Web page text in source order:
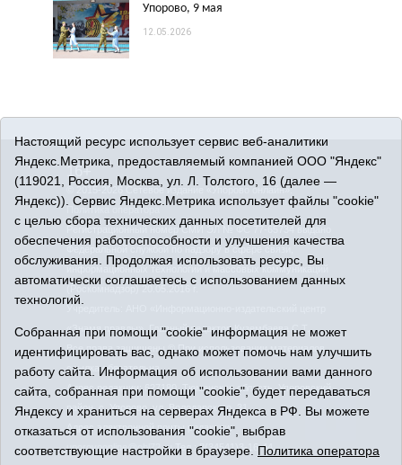
Упорово, 9 мая
12.05.2026
16+
© 2015-2026 Сетевое издание «Упорово онлайн».
Политика оператора
Регистрационный номер СМИ ЭЛ № ФС 77-65734 выдано
Федеральной службой по надзору в сфере связи,
информационных технологий и массовых коммуникаций
«Знамя правды». Главный редактор Кузембаева С.Т.
Все права защищены © При использовании материалов
ссылка обязательна
Адрес редакции: 627180, Тюменская область, Упоровский
район, с. Упорово, ул. Володарского, 31
Адрес электронной почты редакции:
uporovoonline@obl72.ruТел.: 8(34541)3-16-44
Настоящий ресурс использует сервис веб-аналитики
Яндекс.Метрика, предоставляемый компанией ООО "Яндекс"
(119021, Россия, Москва, ул. Л. Толстого, 16 (далее —
Яндекс)). Сервис Яндекс.Метрика использует файлы "cookie"
с целью сбора технических данных посетителей для
обеспечения работоспособности и улучшения качества
обслуживания. Продолжая использовать ресурс, Вы
автоматически соглашаетесь с использованием данных
технологий.
Собранная при помощи "cookie" информация не может
идентифицировать вас, однако может помочь нам улучшить
работу сайта. Информация об использовании вами данного
сайта, собранная при помощи "cookie", будет передаваться
Яндексу и храниться на серверах Яндекса в РФ. Вы можете
отказаться от использования "cookie", выбрав
соответствующие настройки в браузере. Политика оператора